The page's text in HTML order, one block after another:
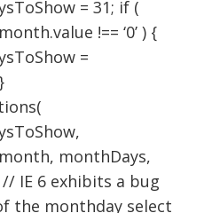
= 31; if (
!== ‘0’ ) {
=
monthDays,
// IE 6 exhibits a bug
the monthday select